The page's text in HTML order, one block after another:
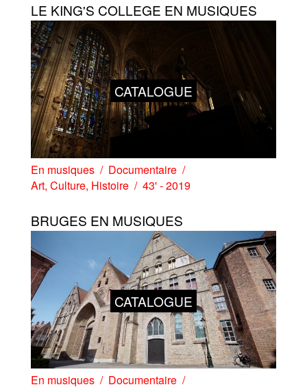
LE KING'S COLLEGE EN MUSIQUES
CATALOGUE
En musiques
Documentaire
Art, Culture, Histoire 43' - 2019
BRUGES EN MUSIQUES
CATALOGUE
En musiques
Documentaire